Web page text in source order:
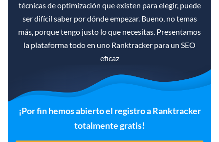
técnicas de optimización que existen para elegir, puede
ser difícil saber por dónde empezar. Bueno, no temas
más, porque tengo justo lo que necesitas. Presentamos
la plataforma todo en uno Ranktracker para un SEO
eficaz
¡Por fin hemos abierto el registro a Ranktracker
totalmente gratis!